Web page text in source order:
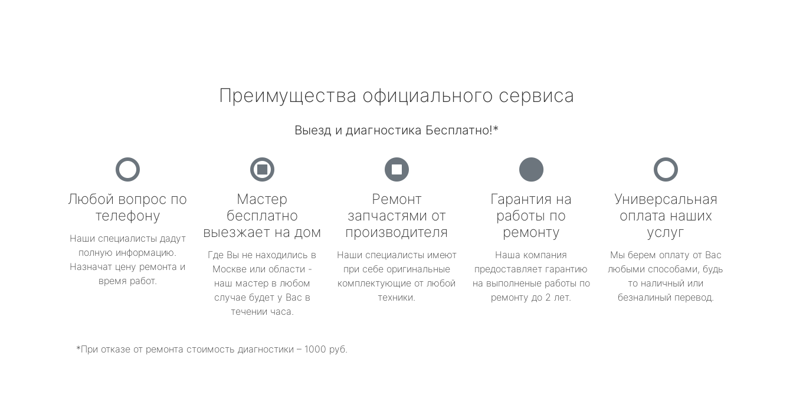
Преимущества официального сервиса
Выезд и диагностика Бесплатно!*
Любой вопрос по
телефону
Наши специалисты дадут
полную информацию.
Назначат цену ремонта и
время работ.
Мастер
бесплатно
выезжает на дом
Где Вы не находились в
Москве или области -
наш мастер в любом
случае будет у Вас в
течении часа.
Ремонт
запчастями от
производителя
Наши специалисты имеют
при себе оригинальные
комплектующие от любой
техники.
Гарантия на
работы по
ремонту
Наша компания
предоставляет гарантию
на выполненые работы по
ремонту до 2 лет.
Универсальная
оплата наших
услуг
Мы берем оплату от Вас
любыми способами, будь
то наличный или
безналиный перевод.
*При отказе от ремонта стоимость диагностики – 1000 руб.